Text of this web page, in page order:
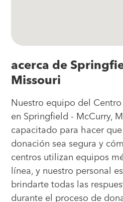
acerca de
Missouri
Nuestro equipo del
en Springfield - McCurry,
capacitado para hacer
donación sea segura y
centros utilizan equipos
línea, y nuestro personal
brindarte todas las
durante el proceso de